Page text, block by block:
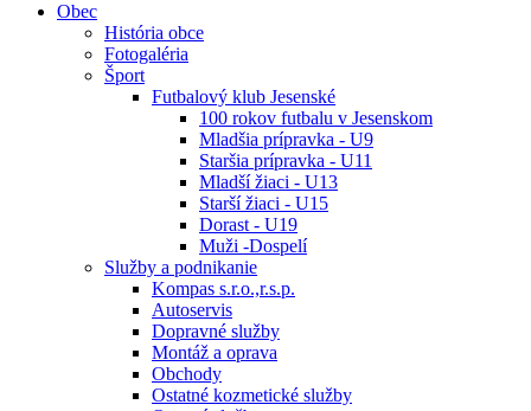
Obec
História obce
Fotogaléria
Šport
Futbalový klub Jesenské
100 rokov futbalu v Jesenskom
Mladšia prípravka - U9
Staršia prípravka - U11
Mladší žiaci - U13
Starší žiaci - U15
Dorast - U19
Muži -Dospelí
Služby a podnikanie
Kompas s.r.o.,r.s.p.
Autoservis
Dopravné služby
Montáž a oprava
Obchody
Ostatné kozmetické služby